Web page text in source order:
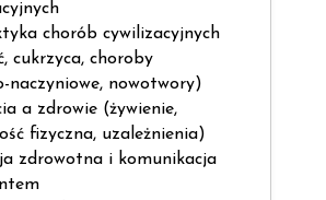
chorób cywilizacyjnych
cukrzyca, choroby
naczyniowe, nowotwory)
a zdrowie (żywienie,
fizyczna, uzależnienia)
zdrowotna i komunikacja